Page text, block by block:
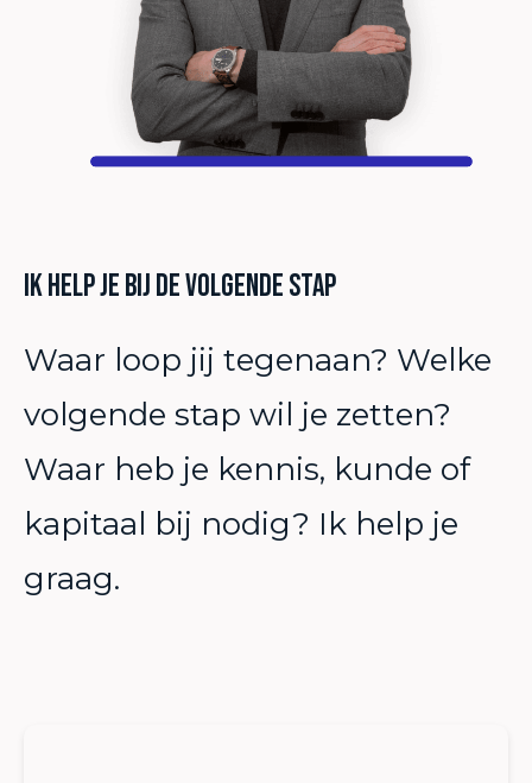
Ik help je bij de volgende stap
Waar loop jij tegenaan? Welke
volgende stap wil je zetten?
Waar heb je kennis, kunde of
kapitaal bij nodig? Ik help je
graag.